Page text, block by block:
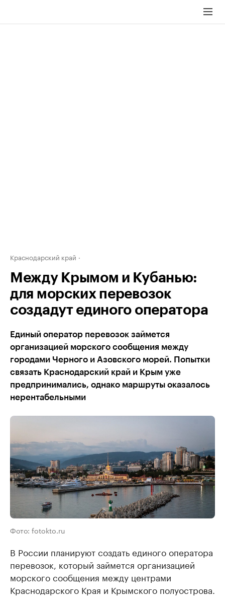
Краснодарский край
Между Крымом и Кубанью:
для морских перевозок
создадут единого оператора
Единый оператор перевозок займется
организацией морского сообщения между
городами Черного и Азовского морей. Попытки
связать Краснодарский край и Крым уже
предпринимались, однако маршруты оказалось
нерентабельными
Фото: fotokto.ru
В России планируют создать единого оператора
перевозок, который займется организацией
морского сообщения между центрами
Краснодарского Края и Крымского полуострова.